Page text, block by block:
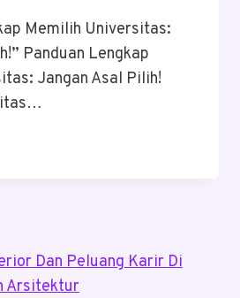
Memilih Universitas:
Panduan Lengkap
Jangan Asal Pilih!
Dan Peluang Karir Di
Arsitektur